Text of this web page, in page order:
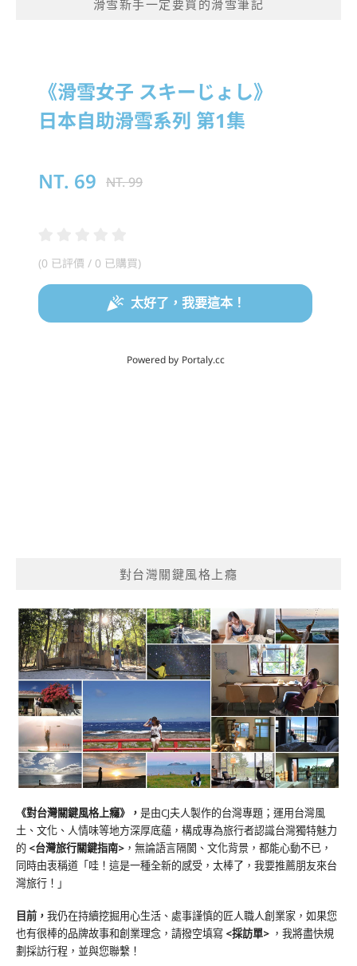
滑雪新手一定要買的滑雪筆記
對台灣關鍵風格上癮
《對台灣關鍵風格上癮》 ， 是由CJ夫人製作的台灣專題；運用台灣風
土、文化、人情味等地方深厚底蘊，構成專為旅行者認識台灣獨特魅力
的 <台灣旅行關鍵指南> ，無論語言隔閡、文化背景，都能心動不已，
同時由衷稱道「哇！這是一種全新的感受，太棒了，我要推薦朋友來台
灣旅行！」
目前， 我仍在持續挖掘用心生活、處事謹慎的匠人職人創業家，如果您
也有很棒的品牌故事和創業理念，請撥空填寫 <採訪單> ，我將盡快規
劃採訪行程，並與您聯繫！